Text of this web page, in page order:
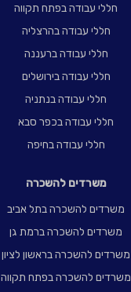
חללי עבודה בפתח תקווה
חללי עבודה בהרצליה
חללי עבודה ברעננה
חללי עבודה בירושלים
חללי עבודה בנתניה
חללי עבודה בכפר סבא
חללי עבודה בחיפה
משרדים להשכרה
משרדים להשכרה בתל אביב
משרדים להשכרה ברמת גן
משרדים להשכרה בראשון לציון
משרדים להשכרה בפתח תקווה